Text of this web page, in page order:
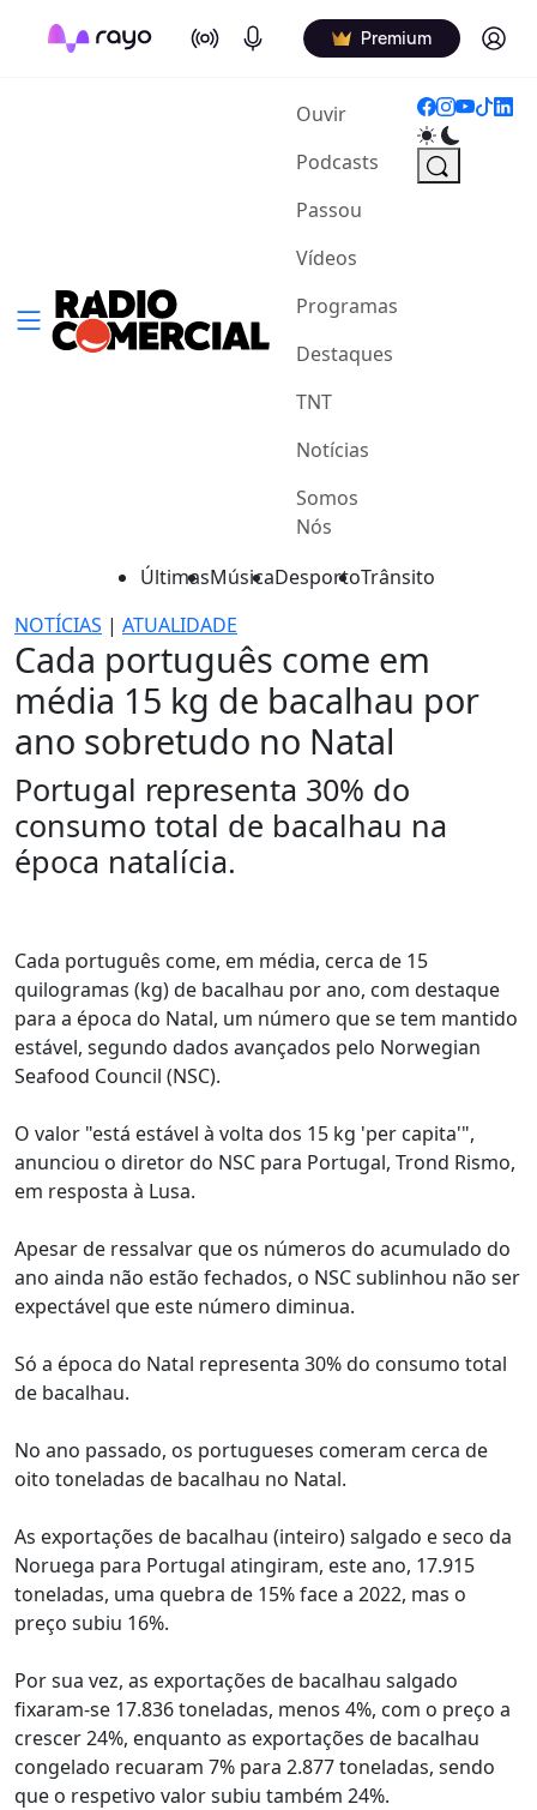
On Air Podcasts Premium Log in
Ouvir(current)
Podcasts
Passou
Vídeos
Programas
Destaques
TNT
Notícias
Somos
Nós
ÚltimasMúsicaDesportoTrânsito
NOTÍCIAS | ATUALIDADE
Cada português come em
média 15 kg de bacalhau por
ano sobretudo no Natal
Portugal representa 30% do
consumo total de bacalhau na
época natalícia.
Cada português come, em média, cerca de 15
quilogramas (kg) de bacalhau por ano, com destaque
para a época do Natal, um número que se tem mantido
estável, segundo dados avançados pelo Norwegian
Seafood Council (NSC).
O valor "está estável à volta dos 15 kg 'per capita'",
anunciou o diretor do NSC para Portugal, Trond Rismo,
em resposta à Lusa.
Apesar de ressalvar que os números do acumulado do
ano ainda não estão fechados, o NSC sublinhou não ser
expectável que este número diminua.
Só a época do Natal representa 30% do consumo total
de bacalhau.
No ano passado, os portugueses comeram cerca de
oito toneladas de bacalhau no Natal.
As exportações de bacalhau (inteiro) salgado e seco da
Noruega para Portugal atingiram, este ano, 17.915
toneladas, uma quebra de 15% face a 2022, mas o
preço subiu 16%.
Por sua vez, as exportações de bacalhau salgado
fixaram-se 17.836 toneladas, menos 4%, com o preço a
crescer 24%, enquanto as exportações de bacalhau
congelado recuaram 7% para 2.877 toneladas, sendo
que o respetivo valor subiu também 24%.